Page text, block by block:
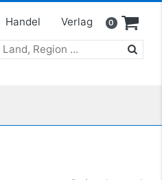
Handel Verlag 0